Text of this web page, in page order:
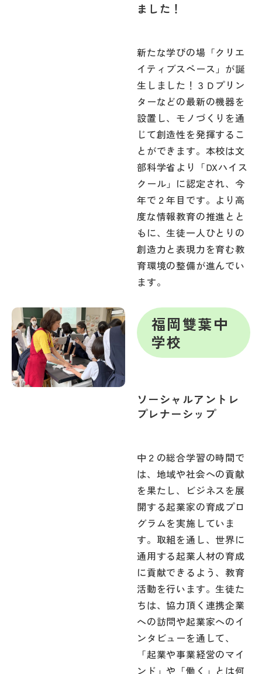
ました！
新たな学びの場「クリエ
イティブスペース」が誕
生しました！３Ｄプリン
ターなどの最新の機器を
設置し、モノづくりを通
じて創造性を発揮するこ
とができます。本校は文
部科学省より「DXハイス
クール」に認定され、今
年で２年目です。より高
度な情報教育の推進とと
もに、生徒一人ひとりの
創造力と表現力を育む教
育環境の整備が進んでい
ます。
福岡雙葉中
学校
ソーシャルアントレ
プレナーシップ
中２の総合学習の時間で
は、地域や社会への貢献
を果たし、ビジネスを展
開する起業家の育成プロ
グラムを実施していま
す。取組を通し、世界に
通用する起業人材の育成
に貢献できるよう、教育
活動を行います。生徒た
ちは、協力頂く連携企業
への訪問や起業家へのイ
ンタビューを通して、
「起業や事業経営のマイ
ンド」や「働く」とは何